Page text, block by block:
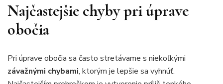
Najčastejšie chyby pri úprave
obočia
Pri úprave obočia sa často stretávame s niekoľkými
závažnými chybami, ktorým je lepšie sa vyhnúť.